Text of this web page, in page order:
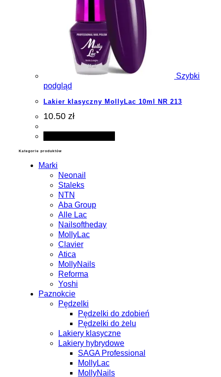
Szybki
podgląd
Lakier klasyczny MollyLac 10ml NR 213
10.50 zł
Kategorie produktów
Marki
Neonail
Staleks
NTN
Aba Group
Alle Lac
Nailsoftheday
MollyLac
Clavier
Atica
MollyNails
Reforma
Yoshi
Paznokcie
Pędzelki
Pędzelki do zdobień
Pędzelki do żelu
Lakiery klasyczne
Lakiery hybrydowe
SAGA Professional
MollyLac
MollyNails